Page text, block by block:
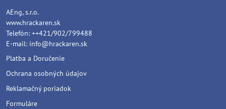
AEng, s.r.o.
www.hrackaren.sk
Telefón: ++421/902/799488
E-mail: info@hrackaren.sk
Platba a Doručenie
Ochrana osobných údajov
Reklamačný poriadok
Formuláre